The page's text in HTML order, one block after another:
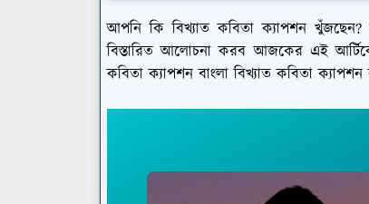
আপনি কি বিখ্যাত কবিতা ক্যাপশন খুঁজছেন?
বিস্তারিত আলোচনা করব আজকের এই
কবিতা ক্যাপশন বাংলা বিখ্যাত কবিতা